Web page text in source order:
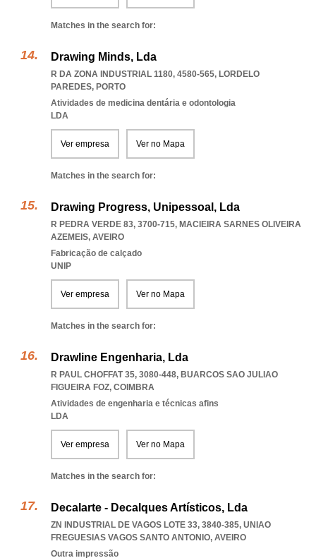
Matches in the search for:
Drawing Minds, Lda
R DA ZONA INDUSTRIAL 1180, 4580-565, LORDELO
PAREDES, PORTO
Atividades de medicina dentária e odontologia
LDA
Ver empresa Ver no Mapa
Matches in the search for:
Drawing Progress, Unipessoal, Lda
R PEDRA VERDE 83, 3700-715, MACIEIRA SARNES OLIVEIRA
AZEMEIS, AVEIRO
Fabricação de calçado
UNIP
Ver empresa Ver no Mapa
Matches in the search for:
Drawline Engenharia, Lda
R PAUL CHOFFAT 35, 3080-448, BUARCOS SAO JULIAO
FIGUEIRA FOZ, COIMBRA
Atividades de engenharia e técnicas afins
LDA
Ver empresa Ver no Mapa
Matches in the search for:
Decalarte - Decalques Artísticos, Lda
ZN INDUSTRIAL DE VAGOS LOTE 33, 3840-385, UNIAO
FREGUESIAS VAGOS SANTO ANTONIO, AVEIRO
Outra impressão